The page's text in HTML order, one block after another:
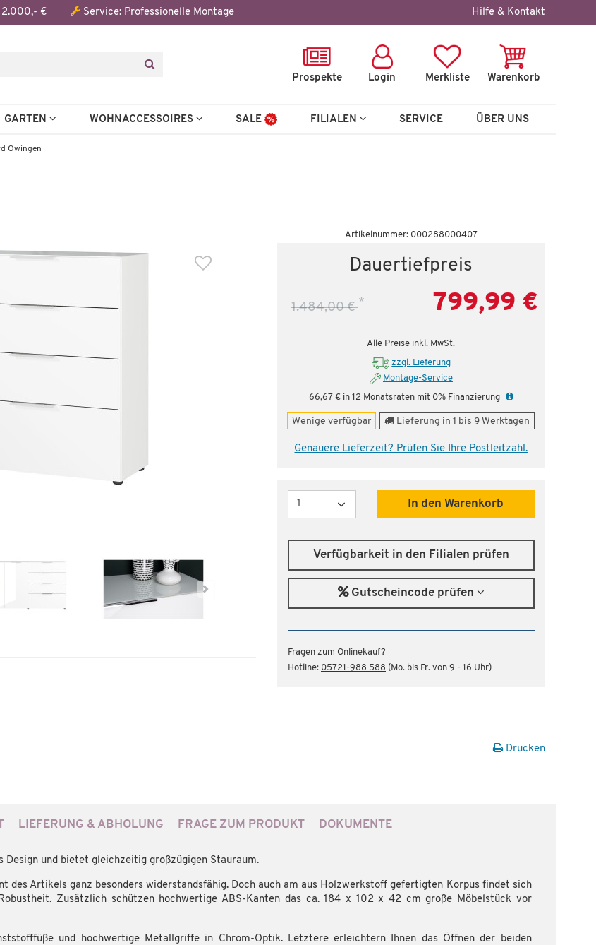
2.000,- € Service: Professionelle Montage Hilfe & Kontakt
Prospekte Login Merkliste Warenkorb
GARTEN WOHNACCESSOIRES SALE FILIALEN SERVICE ÜBER UNS
Owingen
Artikelnummer: 000288000407
Dauertiefpreis
1.484,00 €* 799,99 €
Alle Preise inkl. MwSt.
zzgl. Lieferung
Montage-Service
66,67 € in 12 Monatsraten mit 0% Finanzierung
Wenige verfügbar Lieferung in 1 bis 9 Werktagen
Genauere Lieferzeit? Prüfen Sie Ihre Postleitzahl.
Menge
In den Warenkorb
Der Artikel wurde in den Warenkorb gelegt:
439,99 €
Sideboard
Owingen
619,99 €
Wenige verfügbar
Sideboard
Owingen
799,99 €
Verfügbarkeit in den Filialen prüfen
Gutscheincode prüfen
Fragen zum Onlinekauf?
Hotline: 05721-988 588 (Mo. bis Fr. von 9 - 16 Uhr)
Drucken
LIEFERUNG & ABHOLUNG FRAGE ZUM PRODUKT DOKUMENTE
Design und bietet gleichzeitig großzügigen Stauraum.
des Artikels ganz besonders widerstandsfähig. Doch auch am aus Holzwerkstoff gefertigten Korpus findet sich
Zusätzlich schützen hochwertige ABS-Kanten das ca. 184 x 102 x 42 cm große Möbelstück vor
und hochwertige Metallgriffe in Chrom-Optik. Letztere erleichtern Ihnen das Öffnen der beiden